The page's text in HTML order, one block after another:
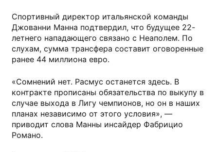
Спортивный директор итальянской команды
Джованни Манна подтвердил, что будущее 22-
летнего нападающего связано с Неаполем. По
слухам, сумма трансфера составит оговоренные
ранее 44 миллиона евро.
«Сомнений нет. Расмус останется здесь. В
контракте прописаны обязательства по выкупу в
случае выхода в Лигу чемпионов, но он в наших
планах независимо от этого условия», —
приводит слова Манны инсайдер Фабрицио
Романо.